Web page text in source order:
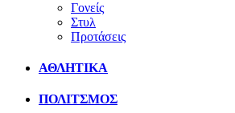
Γονείς
Στυλ
Προτάσεις
ΑΘΛΗΤΙΚΑ
ΠΟΛΙΤΣΜΟΣ